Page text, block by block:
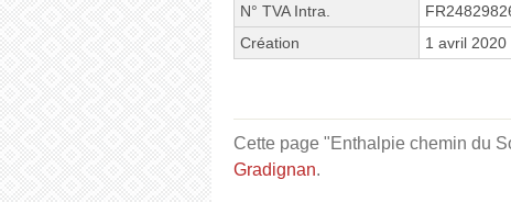
N° TVA Intra.
Création
1 avril 2020
Cette page "Enthalpie chemin du
Gradignan.